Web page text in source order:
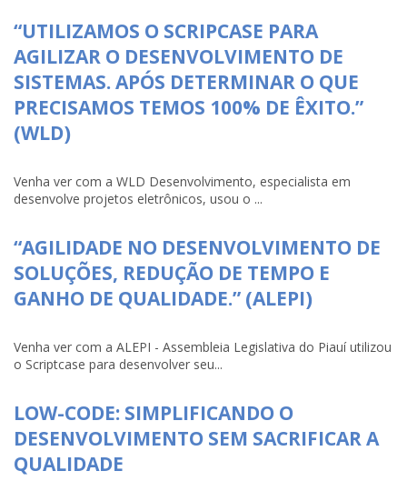
“UTILIZAMOS O SCRIPCASE PARA
AGILIZAR O DESENVOLVIMENTO DE
SISTEMAS. APÓS DETERMINAR O QUE
PRECISAMOS TEMOS 100% DE ÊXITO.”
(WLD)
Venha ver com a WLD Desenvolvimento, especialista em
desenvolve projetos eletrônicos, usou o ...
“AGILIDADE NO DESENVOLVIMENTO DE
SOLUÇÕES, REDUÇÃO DE TEMPO E
GANHO DE QUALIDADE.” (ALEPI)
Venha ver com a ALEPI - Assembleia Legislativa do Piauí utilizou
o Scriptcase para desenvolver seu...
LOW-CODE: SIMPLIFICANDO O
DESENVOLVIMENTO SEM SACRIFICAR A
QUALIDADE